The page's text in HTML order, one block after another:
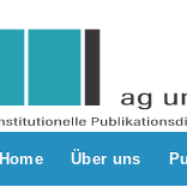
Home Über uns